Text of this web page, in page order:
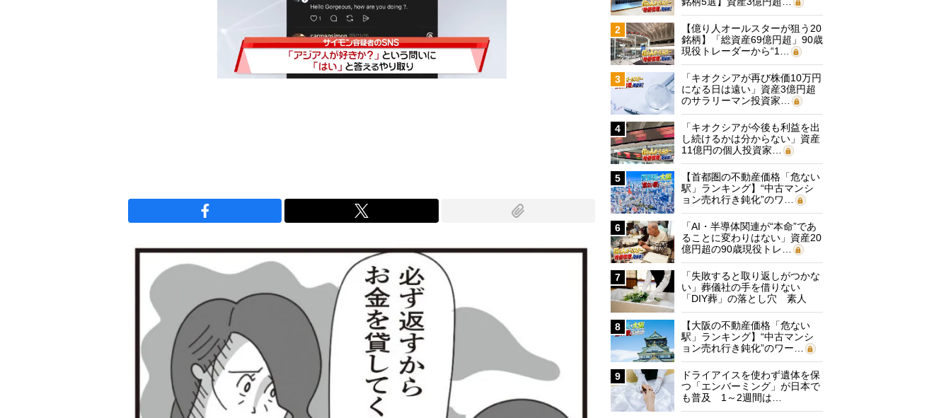
2
【億り人オールスターが狙う20
銘柄】「総資産69億円超」90歳
現役トレーダーから“1…
3
「キオクシアが再び株価10万円
になる日は遠い」資産3億円超
のサラリーマン投資家…
4
「キオクシアが今後も利益を出
し続けるかは分からない」資産
11億円の個人投資家…
5
【首都圏の不動産価格「危ない
駅」ランキング】“中古マンシ
ョン売れ行き鈍化”のワ…
6
「AI・半導体関連が“本命”であ
ることに変わりはない」資産20
億円超の90歳現役トレ…
7
「失敗すると取り返しがつかな
い」葬儀社の手を借りない
「DIY葬」の落とし穴 素人
に…
8
【大阪の不動産価格「危ない
駅」ランキング】“中古マンシ
ョン売れ行き鈍化”のワー…
9
ドライアイスを使わず遺体を保
つ「エンバーミング」が日本で
も普及 1～2週間は…